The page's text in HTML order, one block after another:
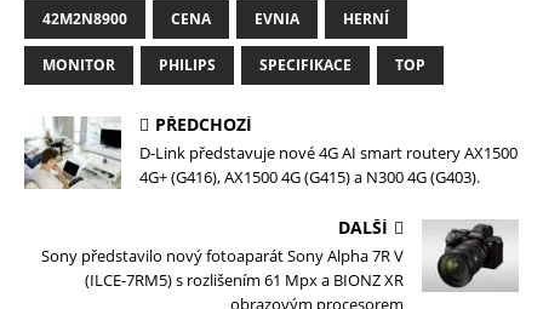
42M2N8900 CENA EVNIA HERNÍ
MONITOR PHILIPS SPECIFIKACE TOP
PŘEDCHOZÍ
D-Link představuje nové 4G AI smart routery AX1500
4G+ (G416), AX1500 4G (G415) a N300 4G (G403).
DALŠÍ
Sony představilo nový fotoaparát Sony Alpha 7R V
(ILCE-7RM5) s rozlišením 61 Mpx a BIONZ XR
obrazovým procesorem